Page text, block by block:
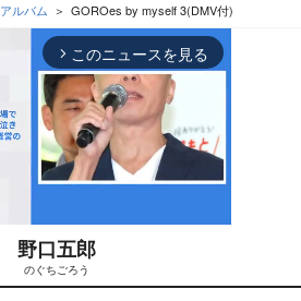
アルバム GOROes by myself 3(DMV付)
arrow_forward_ios このニュースを見る
M
野口五郎
のぐちごろう